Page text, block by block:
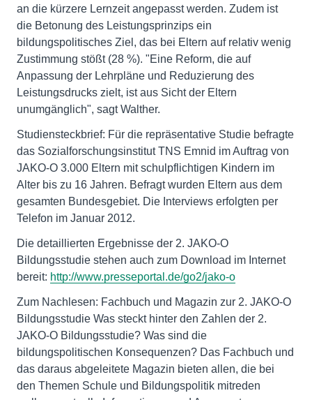
an die kürzere Lernzeit angepasst werden. Zudem ist
die Betonung des Leistungsprinzips ein
bildungspolitisches Ziel, das bei Eltern auf relativ wenig
Zustimmung stößt (28 %). "Eine Reform, die auf
Anpassung der Lehrpläne und Reduzierung des
Leistungsdrucks zielt, ist aus Sicht der Eltern
unumgänglich", sagt Walther.
Studiensteckbrief: Für die repräsentative Studie befragte
das Sozialforschungsinstitut TNS Emnid im Auftrag von
JAKO-O 3.000 Eltern mit schulpflichtigen Kindern im
Alter bis zu 16 Jahren. Befragt wurden Eltern aus dem
gesamten Bundesgebiet. Die Interviews erfolgten per
Telefon im Januar 2012.
Die detaillierten Ergebnisse der 2. JAKO-O
Bildungsstudie stehen auch zum Download im Internet
bereit: http://www.presseportal.de/go2/jako-o
Zum Nachlesen: Fachbuch und Magazin zur 2. JAKO-O
Bildungsstudie Was steckt hinter den Zahlen der 2.
JAKO-O Bildungsstudie? Was sind die
bildungspolitischen Konsequenzen? Das Fachbuch und
das daraus abgeleitete Magazin bieten allen, die bei
den Themen Schule und Bildungspolitik mitreden